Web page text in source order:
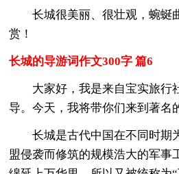
长城很美丽、很壮观，蜿蜒
赏！
长城的导游词作文300字 篇6
大家好，我是来自宝实旅行
导。今天，我将带你们来到著
长城是古代中国在不同时期
盟侵袭而修筑的规模浩大的军事